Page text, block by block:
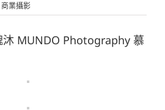
商業攝影
MUNDO Photography 慕